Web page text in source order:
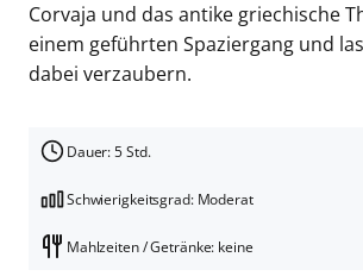
Corvaja und das antike griechische
einem geführten Spaziergang und
dabei verzaubern.
Dauer: 5 Std.
Schwierigkeitsgrad: Moderat
Mahlzeiten / Getränke: keine